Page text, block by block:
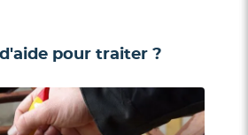
pour traiter ?